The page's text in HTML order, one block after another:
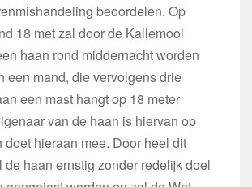
beoordelen. Op
18 met zal door de Kallemooi
haan rond middernacht worden
een mand, die vervolgens drie
een mast hangt op 18 meter
van de haan is hiervan op
doet hieraan mee. Door heel dit
de haan ernstig zonder redelijk doel